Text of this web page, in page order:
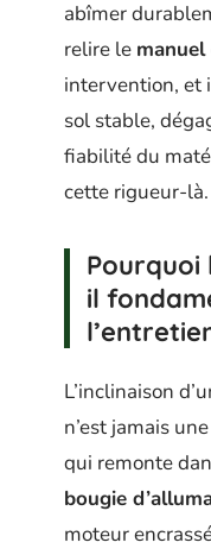
abîmer
relire le
intervention, et
sol stable,
fiabilité du
cette rigueur-là.
Pourquoi
il
L’inclinaison
n’est jamais
qui remonte
bougie
moteur